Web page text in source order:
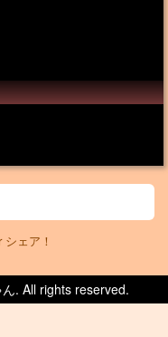
ェア！
. All rights reserved.